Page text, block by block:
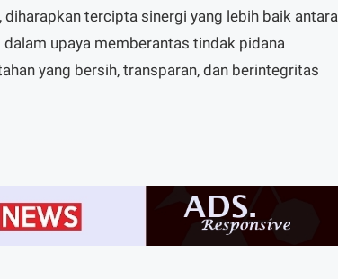
tercipta sinergi yang lebih baik antara
upaya memberantas tindak pidana
yang bersih, transparan, dan berintegritas